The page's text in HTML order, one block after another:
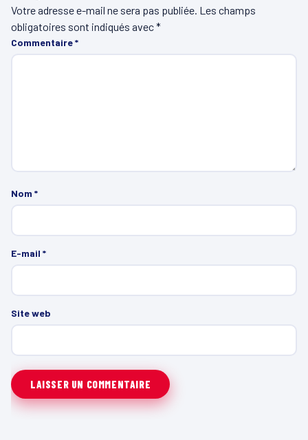
Votre adresse e-mail ne sera pas publiée. Les champs
obligatoires sont indiqués avec*
Commentaire*
Nom *
E-mail *
Site web